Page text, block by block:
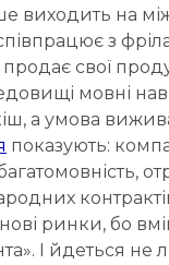
виходить на
з
продає свої
мовні
а умова
показують:
ринки, бо
І йдеться не